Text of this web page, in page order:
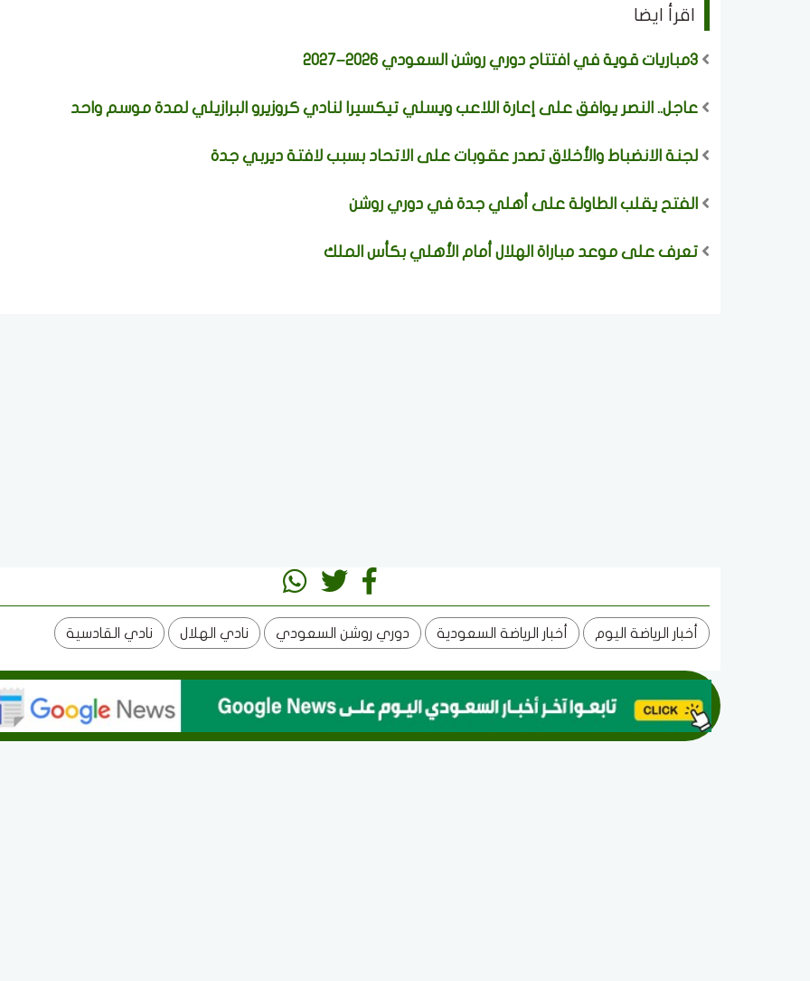
اقرأ ايضا
عاجل.. النصر يوافق على إعارة اللاعب ويسلي تيكسيرا لنادي كروزيرو البرازيلي لمدة موسم واحد
لجنة الانضباط والأخلاق تصدر عقوبات على الاتحاد بسبب لافتة ديربي جدة
الفتح يقلب الطاولة على أهلي جدة في دوري روشن
تعرف على موعد مباراة الهلال أمام الأهلي بكأس الملك
أخبار الرياضة اليوم أخبار الرياضة السعودية دوري روشن السعودي نادي الهلال نادي القادسية